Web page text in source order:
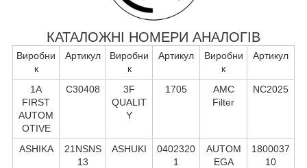
КАТАЛОЖНІ НОМЕРИ АНАЛОГІВ
Виробни
к
Артикул
Виробни
к
Артикул
Виробни
к
Артикул
1A
FIRST
AUTOM
OTIVE
C30408
3F
QUALIT
Y
1705
AMC
Filter
NC2025
ASHIKA
21NSNS
13
ASHUKI
0402320
1
AUTOM
EGA
1800037
10